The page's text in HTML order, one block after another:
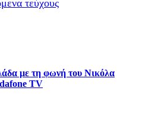
τεύχους
με τη φωνή του Νικόλα
TV